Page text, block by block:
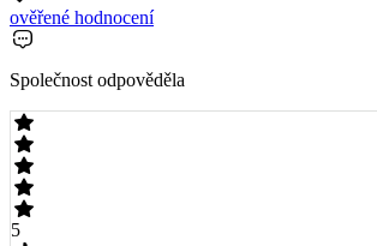
ověřené hodnocení
Společnost odpověděla
5